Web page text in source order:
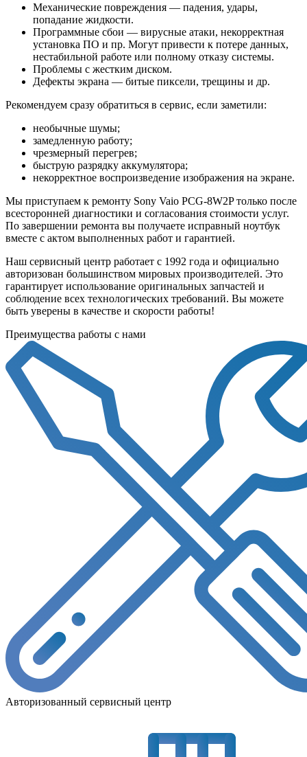
Механические повреждения — падения, удары,
попадание жидкости.
Программные сбои — вирусные атаки, некорректная
установка ПО и пр. Могут привести к потере данных,
нестабильной работе или полному отказу системы.
Проблемы с жестким диском.
Дефекты экрана — битые пиксели, трещины и др.
Рекомендуем сразу обратиться в сервис, если заметили:
необычные шумы;
замедленную работу;
чрезмерный перегрев;
быструю разрядку аккумулятора;
некорректное воспроизведение изображения на экране.
Мы приступаем к ремонту Sony Vaio PCG-8W2P только после
всесторонней диагностики и согласования стоимости услуг.
По завершении ремонта вы получаете исправный ноутбук
вместе с актом выполненных работ и гарантией.
Наш сервисный центр работает с 1992 года и официально
авторизован большинством мировых производителей. Это
гарантирует использование оригинальных запчастей и
соблюдение всех технологических требований. Вы можете
быть уверены в качестве и скорости работы!
Преимущества работы с нами
Авторизованный сервисный центр